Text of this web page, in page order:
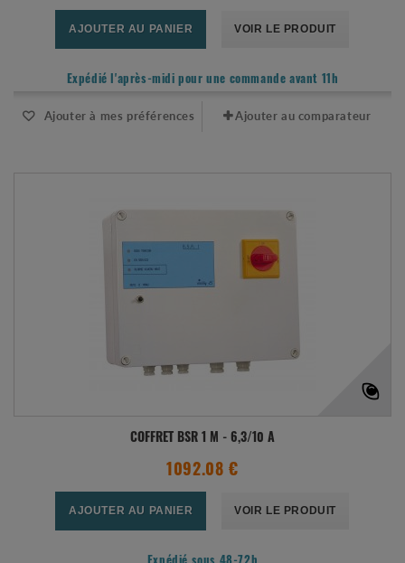
AJOUTER AU PANIER VOIR LE PRODUIT
Expédié l'après-midi pour une commande avant 11h
Ajouter à mes préférences Ajouter au comparateur
COFFRET BSR 1 M - 6,3/10 A
1092.08 €
AJOUTER AU PANIER VOIR LE PRODUIT